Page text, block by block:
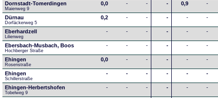
Dornstadt-Tomerdingen
Maienweg 9
0,0 - - - 0,9 -
Dürnau
Dorfäckerweg 5
0,2 - - - - -
Eberhardzell
Lilienweg
- - - - - -
Ebersbach-Musbach, Boos
Hochberger Straße
- - - - - -
Ehingen
Rosenstraße
0,0 - - - - -
Ehingen
Schillerstraße
- - - - - -
Ehingen-Herbertshofen
Tobelweg 9
- - - - - -